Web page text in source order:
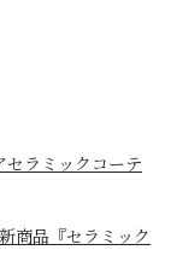
セラミックコーテ
商品『セラミック